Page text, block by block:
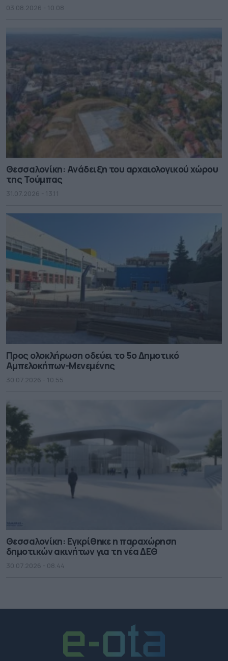
03.08.2026 - 10.08
Θεσσαλονίκη: Ανάδειξη του αρχαιολογικού χώρου
της Τούμπας
31.07.2026 - 13.11
Προς ολοκλήρωση οδεύει το 5ο Δημοτικό
Αμπελοκήπων-Μενεμένης
30.07.2026 - 10.55
Θεσσαλονίκη: Εγκρίθηκε η παραχώρηση
δημοτικών ακινήτων για τη νέα ΔΕΘ
30.07.2026 - 08.44